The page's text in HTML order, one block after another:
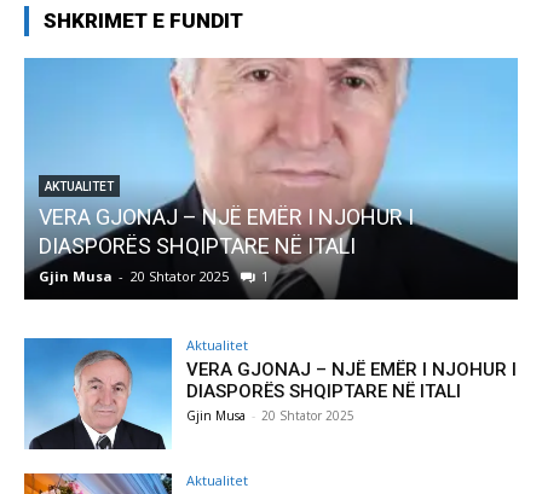
SHKRIMET E FUNDIT
I NJOHUR I
NË ITALI
AKTUALITET
Pregaditi Gjin Musa-Rome-
Gjin Musa
Aktualitet
VERA GJONAJ – NJË EMËR I NJOHUR I
DIASPORËS SHQIPTARE NË ITALI
Gjin Musa - 20 Shtator 2025
Aktualitet